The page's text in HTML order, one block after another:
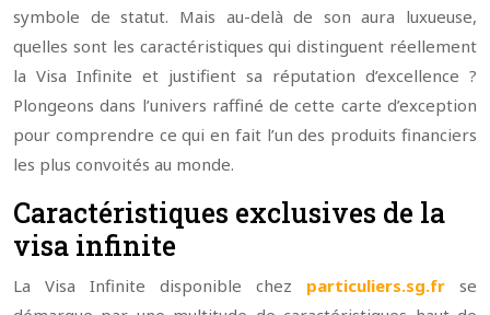
symbole de statut. Mais au-delà de son aura luxueuse,
quelles sont les caractéristiques qui distinguent réellement
la Visa Infinite et justifient sa réputation d’excellence ?
Plongeons dans l’univers raffiné de cette carte d’exception
pour comprendre ce qui en fait l’un des produits financiers
les plus convoités au monde.
Caractéristiques exclusives de la
visa infinite
La Visa Infinite disponible chez particuliers.sg.fr
se